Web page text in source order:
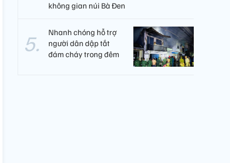
không gian núi Bà Đen
Nhanh chóng hỗ trợ
người dân dập tắt
đám cháy trong đêm